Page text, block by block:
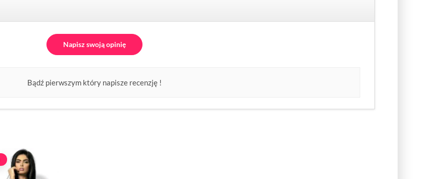
Napisz swoją opinię
Bądź pierwszym który napisze recenzję !